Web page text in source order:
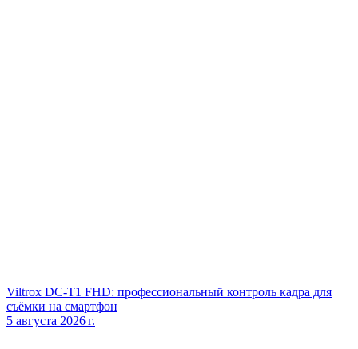
Viltrox DC‑T1 FHD: профессиональный контроль кадра для
съёмки на смартфон
5 августа 2026 г.